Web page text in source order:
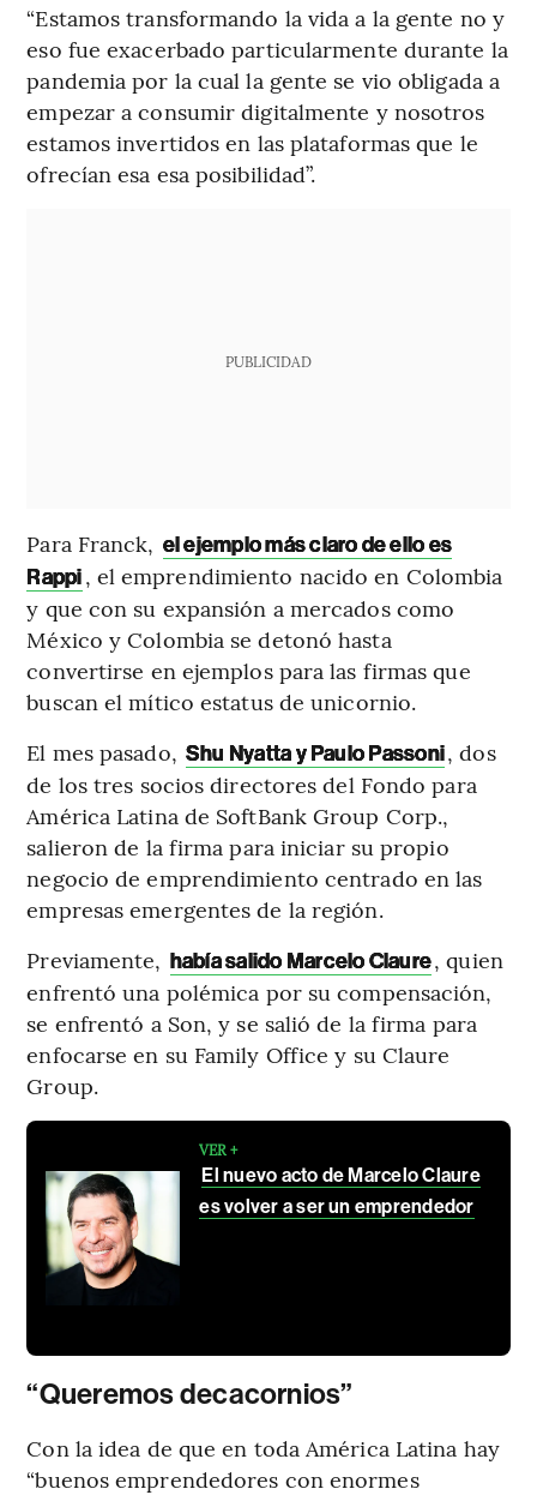
“Estamos transformando la vida a la gente no y
eso fue exacerbado particularmente durante la
pandemia por la cual la gente se vio obligada a
empezar a consumir digitalmente y nosotros
estamos invertidos en las plataformas que le
ofrecían esa esa posibilidad”.
PUBLICIDAD
Para Franck, el ejemplo más claro de ello es
Rappi, el emprendimiento nacido en Colombia
y que con su expansión a mercados como
México y Colombia se detonó hasta
convertirse en ejemplos para las firmas que
buscan el mítico estatus de unicornio.
El mes pasado, Shu Nyatta y Paulo Passoni, dos
de los tres socios directores del Fondo para
América Latina de SoftBank Group Corp.,
salieron de la firma para iniciar su propio
negocio de emprendimiento centrado en las
empresas emergentes de la región.
Previamente, había salido Marcelo Claure, quien
enfrentó una polémica por su compensación,
se enfrentó a Son, y se salió de la firma para
enfocarse en su Family Office y su Claure
Group.
VER +
El nuevo acto de Marcelo Claure
es volver a ser un emprendedor
“Queremos decacornios”
Con la idea de que en toda América Latina hay
“buenos emprendedores con enormes